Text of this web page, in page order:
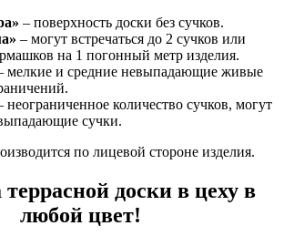
– поверхность доски без сучков.
– могут встречаться до 2 сучков или
на 1 погонный метр изделия.
мелкие и средние невыпадающие живые
неограниченное количество сучков, могут
сучки.
по лицевой стороне изделия.
доски в цеху в
любой цвет!